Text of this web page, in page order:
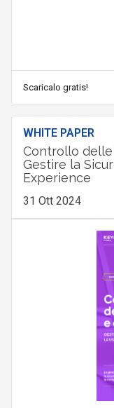
Scaricalo gratis!
WHITE PAPER
Controllo
Gestire la
Experience
31 Ott 2024